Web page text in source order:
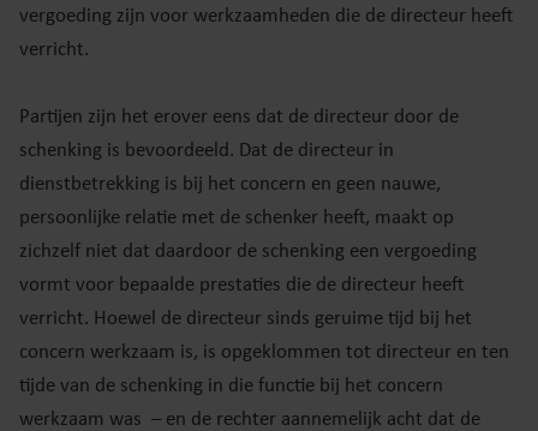
vergoeding zijn voor werkzaamheden die de directeur heeft
verricht.
Partijen zijn het erover eens dat de directeur door de
schenking is bevoordeeld. Dat de directeur in
dienstbetrekking is bij het concern en geen nauwe,
persoonlijke relatie met de schenker heeft, maakt op
zichzelf niet dat daardoor de schenking een vergoeding
vormt voor bepaalde prestaties die de directeur heeft
verricht. Hoewel de directeur sinds geruime tijd bij het
concern werkzaam is, is opgeklommen tot directeur en ten
tijde van de schenking in die functie bij het concern
werkzaam was – en de rechter aannemelijk acht dat de